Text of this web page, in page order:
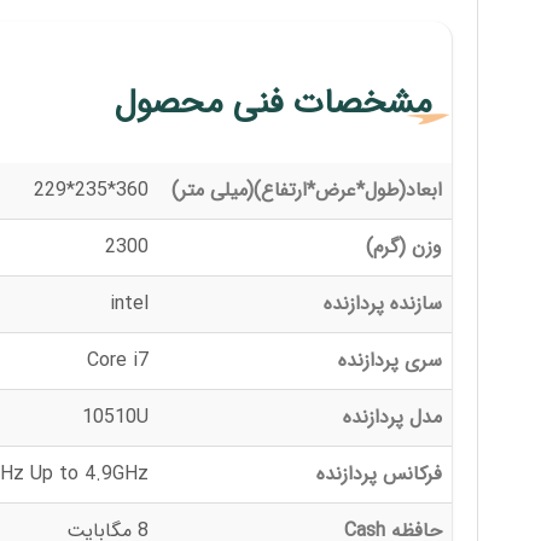
مشخصات فنی محصول
ابعاد(طول*عرض*ارتفاع)(میلی متر)
360*235*229
وزن (گرم)
2300
سازنده پردازنده
intel
سری پردازنده
Core i7
مدل پردازنده
10510U
فرکانس پردازنده
Up to 4.9GHz
حافظه Cash
8 مگابایت